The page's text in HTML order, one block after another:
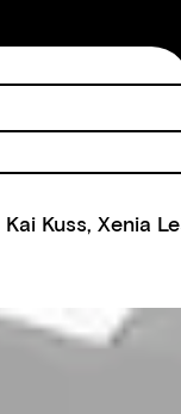
Kai Kuss, Xenia